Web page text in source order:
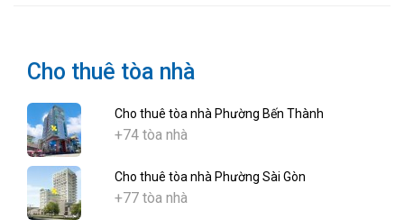
Cho thuê tòa nhà
Cho thuê tòa nhà Phường Bến Thành
+74 tòa nhà
Cho thuê tòa nhà Phường Sài Gòn
+77 tòa nhà